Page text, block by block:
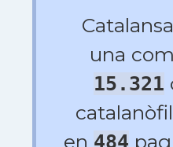
una
15.321
en 484